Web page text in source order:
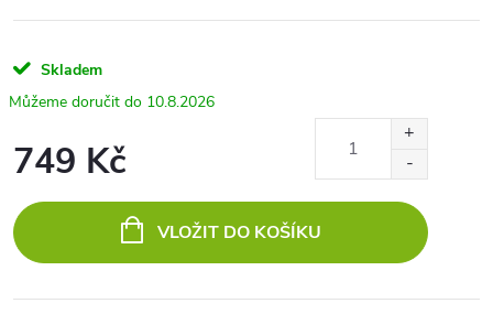
Skladem
10.8.2026
749 Kč
cena:
VLOŽIT DO KOŠÍKU